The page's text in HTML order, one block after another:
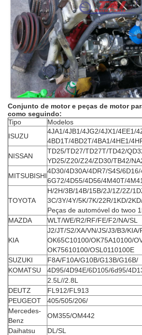
Conjunto de motor e peças de motor
como seguindo:
Tipo
Modelos
ISUZU
4JA1/4JB1/4JG2/4JX1/4EE1/
4BD1T/4BD2T/4BA1/4HE1/
NISSAN
TD25/TD27/TD27T/TD42/
YD25/Z20/Z24/ZD30/TB42/
MITSUBISHI
4D30/4D30A/4DR7/S4S/
6G72/4D55/4D56/4M40T/4M41
TOYOTA
H/2H/3B/14B/15B/2J/1Z/2Z/
3C/3Y/4Y/5K/7K/22R/1KD/
Peças de automóvel do twoo
MAZDA
WLT/WE/R2/RF/FE/F2/NA/SL
KIA
J2/JT/S2/XA/VN/JS/J3/B3/
OK65C10100/OK75A10100/
OK75610100/OSL0110100E
SUZUKI
F8A/F10A/G10B/G13B/G16B/
KOMATSU
4D95/4D94E/6D105/6d95/
2.5L//2.8L
DEUTZ
FL912/FL913
PEUGEOT
405/505/206/
Mercedes-
Benz
OM355/OM442
Daihatsu
DL/SL